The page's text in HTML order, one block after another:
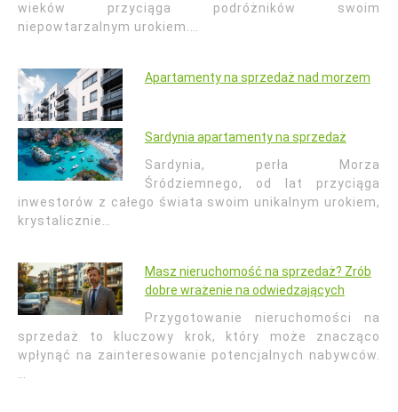
wieków przyciąga podróżników swoim
niepowtarzalnym urokiem.…
Apartamenty na sprzedaż nad morzem
Sardynia apartamenty na sprzedaż
Sardynia, perła Morza
Śródziemnego, od lat przyciąga
inwestorów z całego świata swoim unikalnym urokiem,
krystalicznie…
Masz nieruchomość na sprzedaż? Zrób
dobre wrażenie na odwiedzających
Przygotowanie nieruchomości na
sprzedaż to kluczowy krok, który może znacząco
wpłynąć na zainteresowanie potencjalnych nabywców.